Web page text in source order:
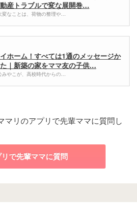
産トラブルで変な展開巻…
変なことは、荷物の整理や…
ホーム！すべては1通のメッセージか
｜新築の家をママ友の子供…
みやこが、高校時代からの…
マリのアプリで先輩ママに質問し
で先輩ママに質問